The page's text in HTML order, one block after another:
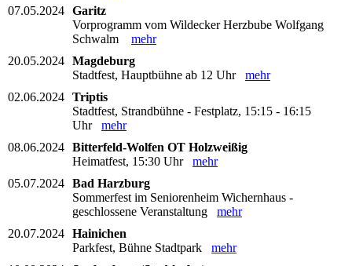
07.05.2024 Garitz
Vorprogramm vom Wildecker Herzbube Wolfgang
Schwalm mehr
20.05.2024 Magdeburg
Stadtfest, Hauptbühne ab 12 Uhr mehr
02.06.2024 Triptis
Stadtfest, Strandbühne - Festplatz, 15:15 - 16:15
Uhr mehr
08.06.2024 Bitterfeld-Wolfen OT Holzweißig
Heimatfest, 15:30 Uhr mehr
05.07.2024 Bad Harzburg
Sommerfest im Seniorenheim Wichernhaus -
geschlossene Veranstaltung mehr
20.07.2024 Hainichen
Parkfest, Bühne Stadtpark mehr